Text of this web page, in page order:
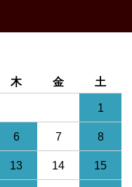
木 金 土
1
6 7 8
13 14 15